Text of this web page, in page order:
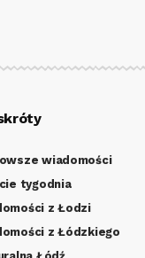
wiadomości
tygodnia
z Łodzi
z Łódzkiego